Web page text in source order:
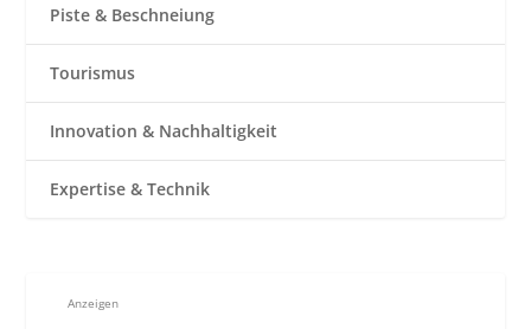
Piste & Beschneiung
Tourismus
Innovation & Nachhaltigkeit
Expertise & Technik
Anzeigen